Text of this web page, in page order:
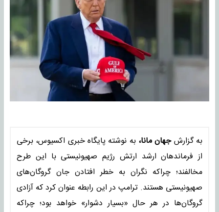
به گزارشجهان مانا، به نوشته پایگاه خبری اکسیوس، برخی
از فرماندهان ارشد ارتش رژیم صهیونیستی با این طرح
مخالفند؛ چراکه نگران به خطر افتادن جان گروگان‌های
صهیونیستی هستند. ترامپ در این رابطه عنوان کرد که آزادی
گروگان‌ها در هر حال «بسیار دشوار» خواهد بود؛ چراکه